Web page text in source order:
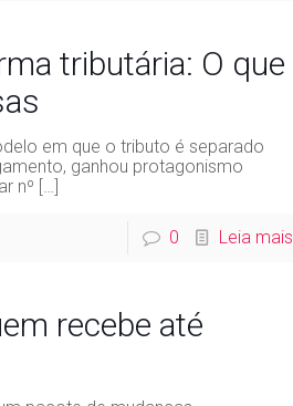
tributária: O que
em que o tributo é separado
ganhou protagonismo
nº […]
0 Leia mais
recebe até